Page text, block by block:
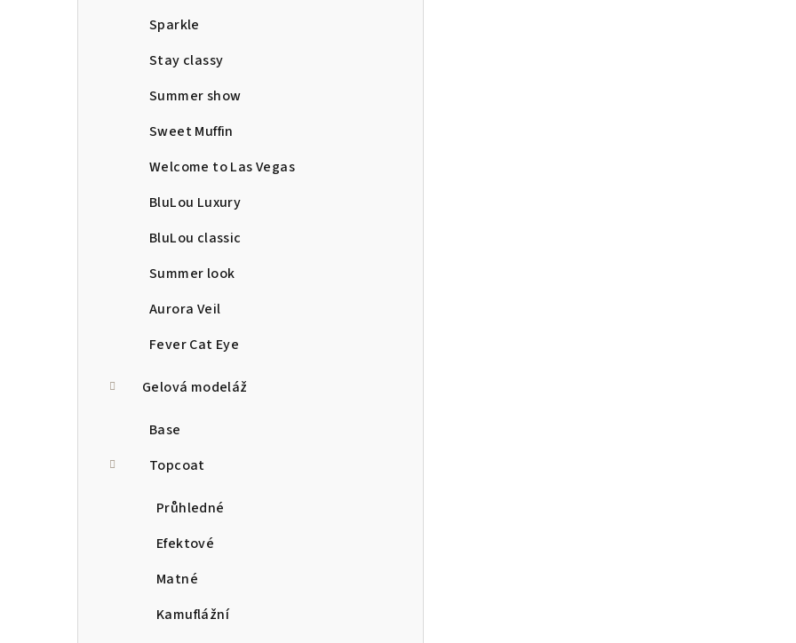
Sparkle
Stay classy
Summer show
Sweet Muffin
Welcome to Las Vegas
BluLou Luxury
BluLou classic
Summer look
Aurora Veil
Fever Cat Eye
Gelová modeláž
Base
Topcoat
Průhledné
Efektové
Matné
Kamuflážní